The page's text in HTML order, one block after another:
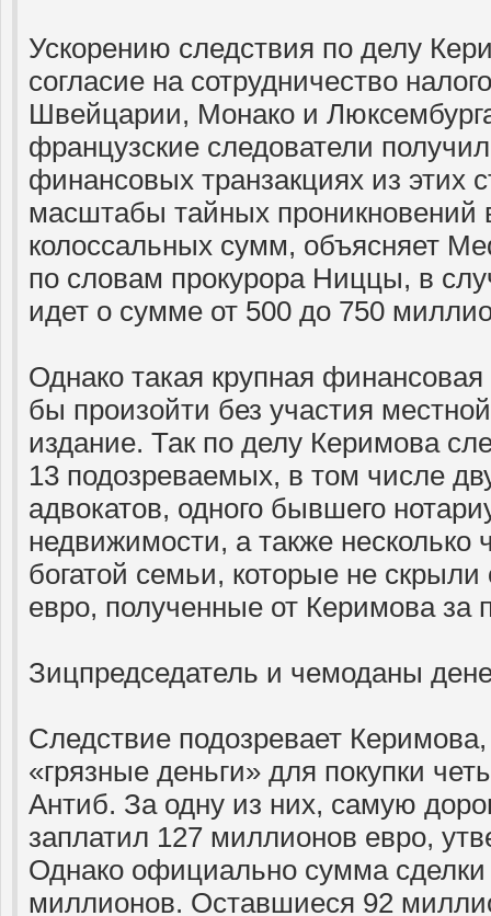
Ускорению следствия по делу
согласие на сотрудничество
Швейцарии, Монако и
французские следователи
финансовых транзакциях из этих
масштабы тайных
колоссальных сумм, объясняет
по словам прокурора Ниццы, в
идет о сумме от 500 до 750
Однако такая крупная
бы произойти без участия
издание. Так по делу Керимова
13 подозреваемых, в том числе
адвокатов, одного бывшего
недвижимости, а также несколько
богатой семьи, которые не
евро, полученные от Керимова за
Зицпредседатель и чемоданы
Следствие подозревает
«грязные деньги» для покупки
Антиб. За одну из них, самую
заплатил 127 миллионов евро,
Однако официально сумма сделки
миллионов. Оставшиеся 92